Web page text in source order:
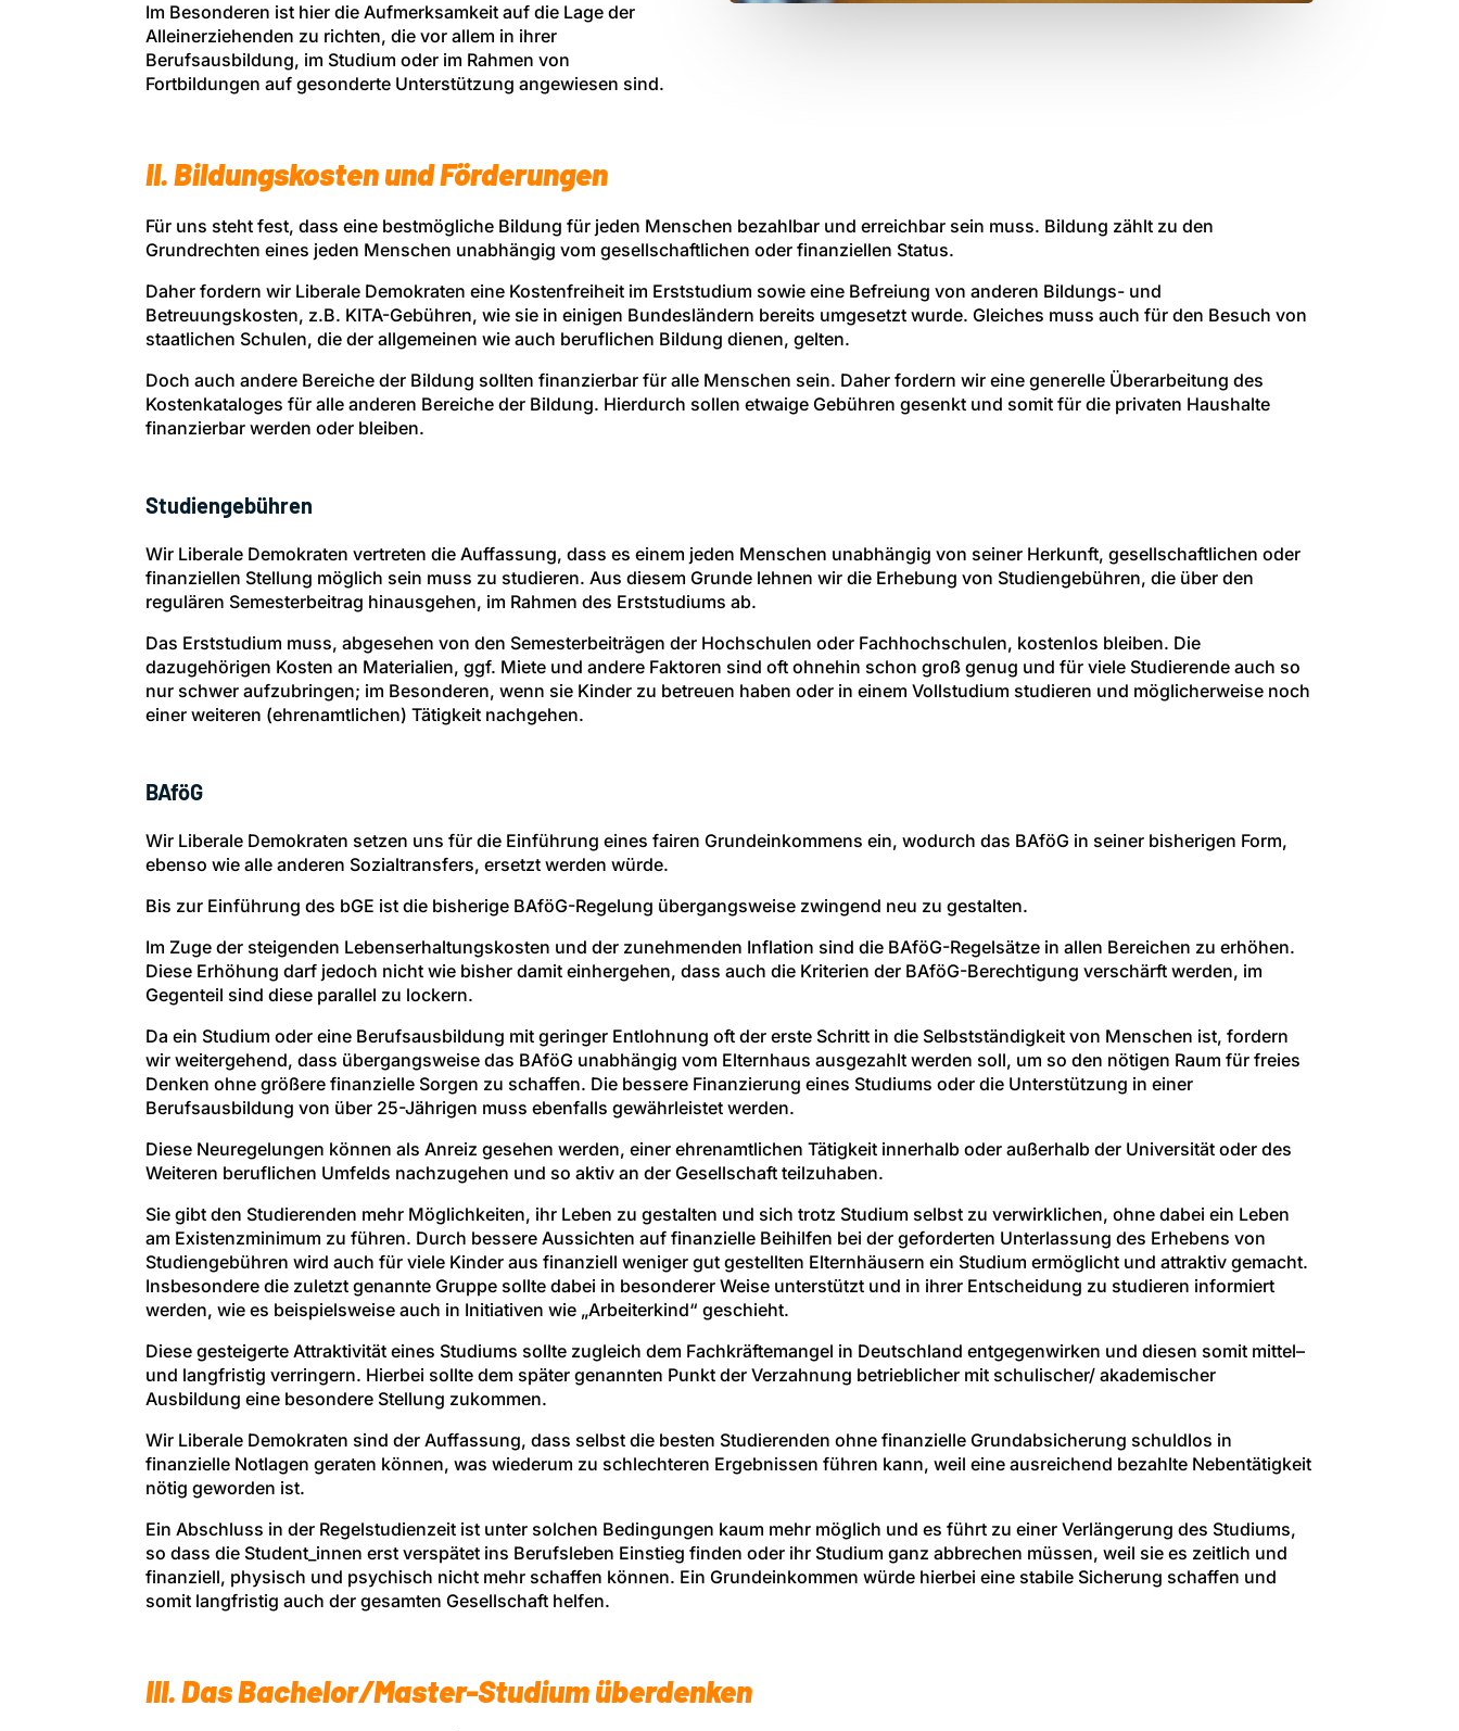
Im Besonderen ist hier die Aufmerksamkeit auf die Lage der
Alleinerziehenden zu richten, die vor allem in ihrer
Berufsausbildung, im Studium oder im Rahmen von
Fortbildungen auf gesonderte Unterstützung angewiesen sind.
II. Bildungskosten und Förderungen
Für uns steht fest, dass eine bestmögliche Bildung für jeden Menschen bezahlbar und erreichbar sein muss. Bildung zählt zu den
Grundrechten eines jeden Menschen unabhängig vom gesellschaftlichen oder finanziellen Status.
Daher fordern wir Liberale Demokraten eine Kostenfreiheit im Erststudium sowie eine Befreiung von anderen Bildungs- und
Betreuungskosten, z.B. KITA-Gebühren, wie sie in einigen Bundesländern bereits umgesetzt wurde. Gleiches muss auch für den Besuch von
staatlichen Schulen, die der allgemeinen wie auch beruflichen Bildung dienen, gelten.
Doch auch andere Bereiche der Bildung sollten finanzierbar für alle Menschen sein. Daher fordern wir eine generelle Überarbeitung des
Kostenkataloges für alle anderen Bereiche der Bildung. Hierdurch sollen etwaige Gebühren gesenkt und somit für die privaten Haushalte
finanzierbar werden oder bleiben.
Studiengebühren
Wir Liberale Demokraten vertreten die Auffassung, dass es einem jeden Menschen unabhängig von seiner Herkunft, gesellschaftlichen oder
finanziellen Stellung möglich sein muss zu studieren. Aus diesem Grunde lehnen wir die Erhebung von Studiengebühren, die über den
regulären Semesterbeitrag hinausgehen, im Rahmen des Erststudiums ab.
Das Erststudium muss, abgesehen von den Semesterbeiträgen der Hochschulen oder Fachhochschulen, kostenlos bleiben. Die
dazugehörigen Kosten an Materialien, ggf. Miete und andere Faktoren sind oft ohnehin schon groß genug und für viele Studierende auch so
nur schwer aufzubringen; im Besonderen, wenn sie Kinder zu betreuen haben oder in einem Vollstudium studieren und möglicherweise noch
einer weiteren (ehrenamtlichen) Tätigkeit nachgehen.
BAföG
Wir Liberale Demokraten setzen uns für die Einführung eines fairen Grundeinkommens ein, wodurch das BAföG in seiner bisherigen Form,
ebenso wie alle anderen Sozialtransfers, ersetzt werden würde.
Bis zur Einführung des bGE ist die bisherige BAföG-Regelung übergangsweise zwingend neu zu gestalten.
Im Zuge der steigenden Lebenserhaltungskosten und der zunehmenden Inflation sind die BAföG-Regelsätze in allen Bereichen zu erhöhen.
Diese Erhöhung darf jedoch nicht wie bisher damit einhergehen, dass auch die Kriterien der BAföG-Berechtigung verschärft werden, im
Gegenteil sind diese parallel zu lockern.
Da ein Studium oder eine Berufsausbildung mit geringer Entlohnung oft der erste Schritt in die Selbstständigkeit von Menschen ist, fordern
wir weitergehend, dass übergangsweise das BAföG unabhängig vom Elternhaus ausgezahlt werden soll, um so den nötigen Raum für freies
Denken ohne größere finanzielle Sorgen zu schaffen. Die bessere Finanzierung eines Studiums oder die Unterstützung in einer
Berufsausbildung von über 25-Jährigen muss ebenfalls gewährleistet werden.
Diese Neuregelungen können als Anreiz gesehen werden, einer ehrenamtlichen Tätigkeit innerhalb oder außerhalb der Universität oder des
Weiteren beruflichen Umfelds nachzugehen und so aktiv an der Gesellschaft teilzuhaben.
Sie gibt den Studierenden mehr Möglichkeiten, ihr Leben zu gestalten und sich trotz Studium selbst zu verwirklichen, ohne dabei ein Leben
am Existenzminimum zu führen. Durch bessere Aussichten auf finanzielle Beihilfen bei der geforderten Unterlassung des Erhebens von
Studiengebühren wird auch für viele Kinder aus finanziell weniger gut gestellten Elternhäusern ein Studium ermöglicht und attraktiv gemacht.
Insbesondere die zuletzt genannte Gruppe sollte dabei in besonderer Weise unterstützt und in ihrer Entscheidung zu studieren informiert
werden, wie es beispielsweise auch in Initiativen wie „Arbeiterkind“ geschieht.
Diese gesteigerte Attraktivität eines Studiums sollte zugleich dem Fachkräftemangel in Deutschland entgegenwirken und diesen somit mittel–
und langfristig verringern. Hierbei sollte dem später genannten Punkt der Verzahnung betrieblicher mit schulischer/ akademischer
Ausbildung eine besondere Stellung zukommen.
Wir Liberale Demokraten sind der Auffassung, dass selbst die besten Studierenden ohne finanzielle Grundabsicherung schuldlos in
finanzielle Notlagen geraten können, was wiederum zu schlechteren Ergebnissen führen kann, weil eine ausreichend bezahlte Nebentätigkeit
nötig geworden ist.
Ein Abschluss in der Regelstudienzeit ist unter solchen Bedingungen kaum mehr möglich und es führt zu einer Verlängerung des Studiums,
so dass die Student_innen erst verspätet ins Berufsleben Einstieg finden oder ihr Studium ganz abbrechen müssen, weil sie es zeitlich und
finanziell, physisch und psychisch nicht mehr schaffen können. Ein Grundeinkommen würde hierbei eine stabile Sicherung schaffen und
somit langfristig auch der gesamten Gesellschaft helfen.
III. Das Bachelor/Master-Studium überdenken